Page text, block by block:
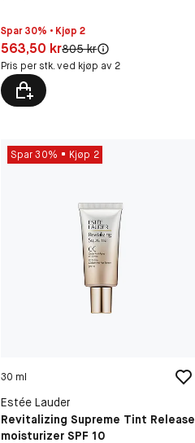
Spar 30% • Kjøp 2
Pris: 563,50 kr
563,50 krOriginal pris:
805 kr
Pris per stk. ved kjøp av 2
Spar 30% Kjøp 2
30 ml
Estée Lauder
Revitalizing Supreme Tint Release
moisturizer SPF 10